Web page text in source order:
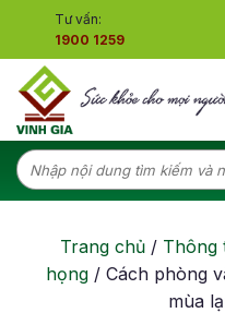
content
Tư vấn:
1900 1259
Tìm
kiếm:
Trang chủ/ Thông
họng/ Cách phòng
mùa